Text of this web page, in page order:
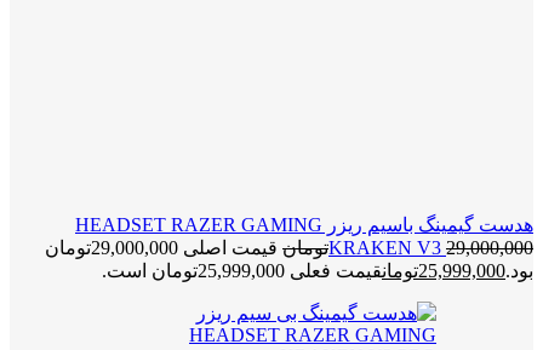
هدست گیمینگ باسیم ریزر HEADSET RAZER GAMING
KRAKEN V3 29,000,000 تومان
قیمت اصلی 29,000,000تومان
بود.25,999,000تومانقیمت فعلی 25,999,000تومان است.